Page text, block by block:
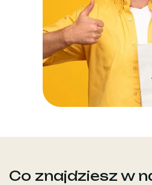
Co znajdziesz w